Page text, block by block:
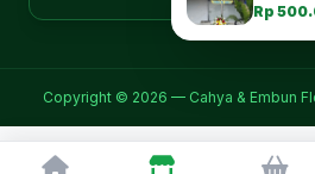
Rp
Copyright © 2026 — Cahya & Embun